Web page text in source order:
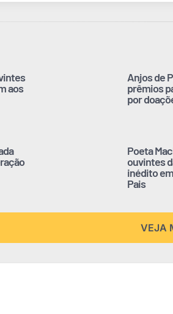
aos
Anjos de
prêmios
por
Poeta
ouvintes
inédito
Pais
VEJA